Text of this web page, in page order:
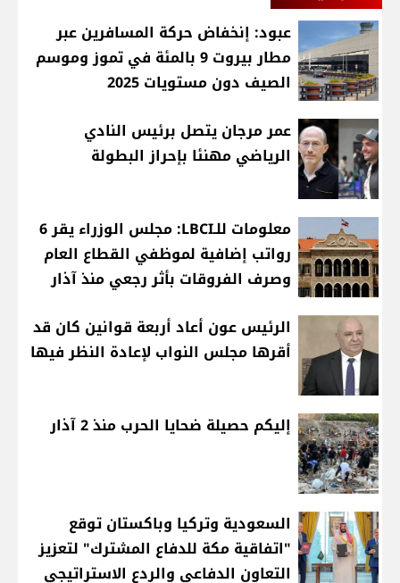
عبود: إنخفاض حركة المسافرين عبر
مطار بيروت 9 بالمئة في تموز وموسم
الصيف دون مستويات 2025
عمر مرجان يتصل برئيس النادي
الرياضي مهنئا بإحراز البطولة
معلومات للـLBCI: مجلس الوزراء يقر 6
رواتب إضافية لموظفي القطاع العام
وصرف الفروقات بأثر رجعي منذ آذار
الرئيس عون أعاد أربعة قوانين كان قد
أقرها مجلس النواب لإعادة النظر فيها
إليكم حصيلة ضحايا الحرب منذ 2 آذار
السعودية وتركيا وباكستان توقع
"اتفاقية مكة للدفاع المشترك" لتعزيز
التعاون الدفاعي والردع الاستراتيجي